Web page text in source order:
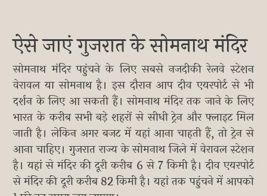
ऐसे जाएं गुजरात के सोमनाथ मंदिर
सोमनाथ मंदिर पहुंचने के लिए सबसे नजदीकी रेलवे स्टेशन
वेरावल या सोमनाथ है। इस दौरान आप दीव एयरपोर्ट से भी
दर्शन के लिए आ सकती हैं। सोमनाथ मंदिर तक जाने के लिए
भारत के करीब सभी बड़े शहरों से सीधी ट्रेन और फ्लाइट मिल
जाती है। लेकिन अगर बजट में यहां आना चाहती हैं, तो ट्रेन से
आना चाहिए। गुजरात राज्य के सोमनाथ जिले में वेरावल स्टेशन
है। यहां से मंदिर की दूरी करीब 6 से 7 किमी है। दीव एयरपोर्ट
से मंदिर की दूरी करीब 82 किमी है। यहां तक पहुंचने में आपको